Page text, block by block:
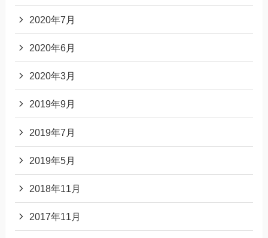
2020年7月
2020年6月
2020年3月
2019年9月
2019年7月
2019年5月
2018年11月
2017年11月